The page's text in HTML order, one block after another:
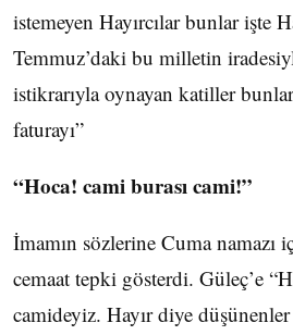
istemeyen Hayırcılar bunlar işte
Temmuz’daki bu milletin
istikrarıyla oynayan katiller
faturayı”
“Hoca! cami burası cami!”
İmamın sözlerine Cuma namazı
cemaat tepki gösterdi. Güleç’e
camideyiz. Hayır diye